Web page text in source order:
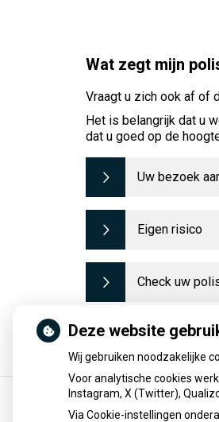
Wat zegt mijn
Vraagt u zich ook af of
Het is belangrijk dat u
dat u goed op de
Uw bezoek
Eigen risico
Check uw
Deze website
Wij gebruiken noodzakelijke
Voor analytische cookies
Instagram, X (Twitter),
Via Cookie-instellingen